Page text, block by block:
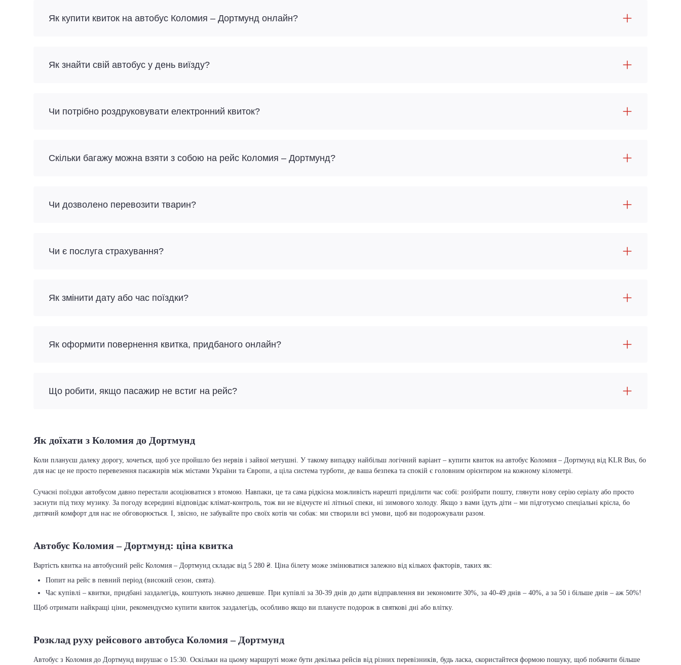
Як купити квиток на автобус Коломия – Дортмунд онлайн?
Як знайти свій автобус у день виїзду?
Чи потрібно роздруковувати електронний квиток?
Скільки багажу можна взяти з собою на рейс Коломия – Дортмунд?
Чи дозволено перевозити тварин?
Чи є послуга страхування?
Як змінити дату або час поїздки?
Як оформити повернення квитка, придбаного онлайн?
Що робити, якщо пасажир не встиг на рейс?
Як доїхати з Коломия до Дортмунд
Коли плануєш далеку дорогу, хочеться, щоб усе пройшло без нервів і зайвої метушні. У такому випадку найбільш логічний варіант – купити квиток на автобус Коломия – Дортмунд від KLR Bus, бо
для нас це не просто перевезення пасажирів між містами України та Європи, а ціла система турботи, де ваша безпека та спокій є головним орієнтиром на кожному кілометрі.
Сучасні поїздки автобусом давно перестали асоціюватися з втомою. Навпаки, це та сама рідкісна можливість нарешті приділити час собі: розібрати пошту, глянути нову серію серіалу або просто
заснути під тиху музику. За погоду всередині відповідає клімат-контроль, тож ви не відчуєте ні літньої спеки, ні зимового холоду. Якщо з вами їдуть діти – ми підготуємо спеціальні крісла, бо
дитячий комфорт для нас не обговорюється. І, звісно, не забувайте про своїх котів чи собак: ми створили всі умови, щоб ви подорожували разом.
Автобус Коломия – Дортмунд: ціна квитка
Вартість квитка на автобусний рейс Коломия – Дортмунд складає від 5 280 ₴. Ціна білету може змінюватися залежно від кількох факторів, таких як:
Попит на рейс в певний період (високий сезон, свята).
Час купівлі – квитки, придбані заздалегідь, коштують значно дешевше. При купівлі за 30-39 днів до дати відправлення ви зекономите 30%, за 40-49 днів – 40%, а за 50 і більше днів – аж 50%!
Щоб отримати найкращі ціни, рекомендуємо купити квиток заздалегідь, особливо якщо ви плануєте подорож в святкові дні або влітку.
Розклад руху рейсового автобуса Коломия – Дортмунд
Автобус з Коломия до Дортмунд вирушає о 15:30. Оскільки на цьому маршруті може бути декілька рейсів від різних перевізників, будь ласка, скористайтеся формою пошуку, щоб побачити більше